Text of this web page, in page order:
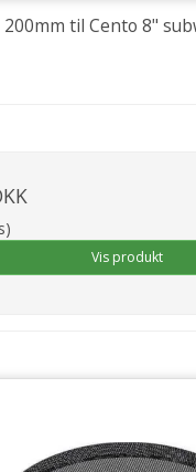
til Cento 8"
Vis produkt